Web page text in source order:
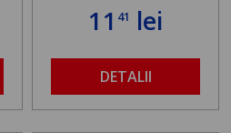
11 41 lei
DETALII